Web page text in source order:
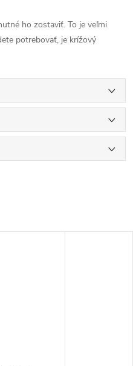
ho zostaviť. To je veľmi
potrebovať, je krížový